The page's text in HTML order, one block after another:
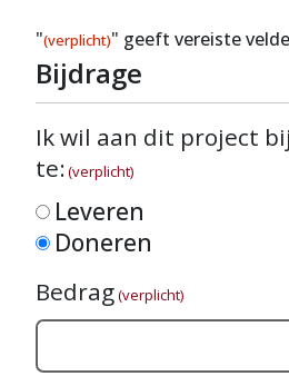
"(verplicht)" geeft vereiste
Bijdrage
Ik wil aan dit project
te:(verplicht)
Leveren
Doneren
Bedrag(verplicht)